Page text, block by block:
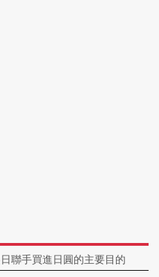
聯手買進日圓的主要目的